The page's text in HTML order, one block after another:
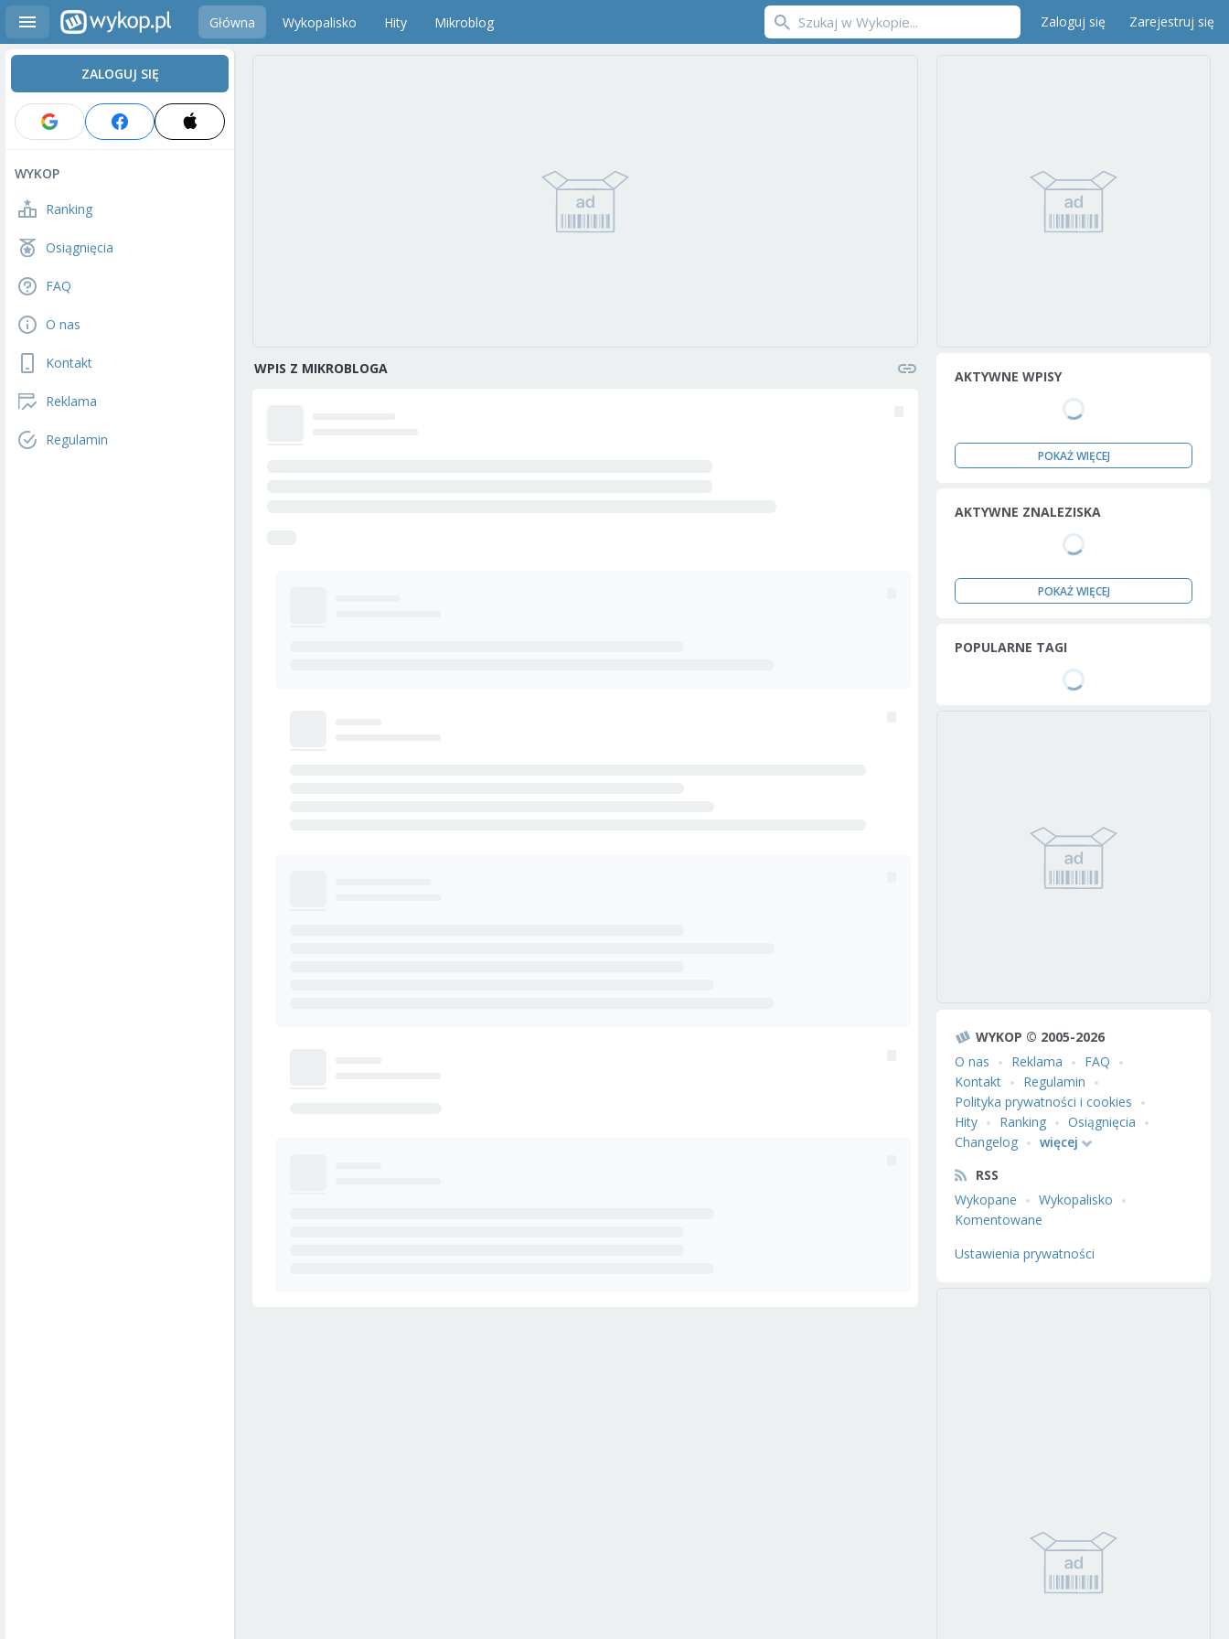
Główna Wykopalisko Hity Mikroblog Zaloguj się Zarejestruj się
ZALOGUJ SIĘ
WYKOP
Ranking
Osiągnięcia
FAQ
O nas
Kontakt
Reklama
Regulamin
WPIS Z MIKROBLOGA AKTYWNE WPISY
POKAŻ WIĘCEJ
AKTYWNE ZNALEZISKA
POKAŻ WIĘCEJ
POPULARNE TAGI
WYKOP © 2005-2026
O nas
Reklama
FAQ
Kontakt
Regulamin
Polityka prywatności i cookies
Hity
Ranking
Osiągnięcia
Changelog
więcej
RSS
Wykopane
Wykopalisko
Komentowane
Ustawienia prywatności